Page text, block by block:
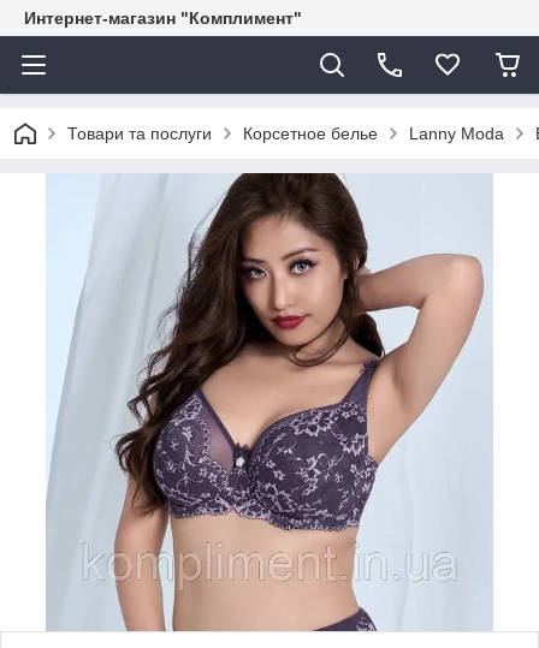
Интернет-магазин "Комплимент"
Товари та послуги Корсетное белье Lanny Moda